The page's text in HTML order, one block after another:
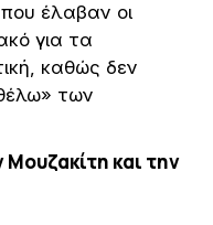
έλαβαν οι
για τα
καθώς δεν
των
Μουζακίτη και την